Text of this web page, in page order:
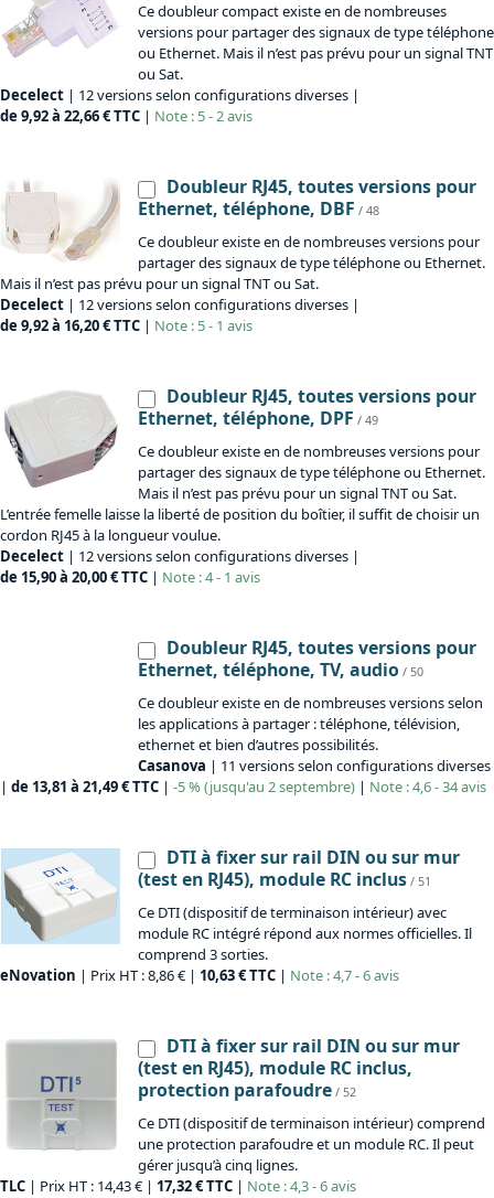
Ce doubleur compact existe en de nombreuses
versions pour partager des signaux de type téléphone
ou Ethernet. Mais il n’est pas prévu pour un signal TNT
ou Sat.
Decelect | 12 versions selon configurations diverses |
de 9,92 à 22,66 € TTC | Note : 5 - 2 avis
Doubleur RJ45, toutes versions pour
Ethernet, téléphone, DBF / 48
Ce doubleur existe en de nombreuses versions pour
partager des signaux de type téléphone ou Ethernet.
Mais il n’est pas prévu pour un signal TNT ou Sat.
Decelect | 12 versions selon configurations diverses |
de 9,92 à 16,20 € TTC | Note : 5 - 1 avis
Doubleur RJ45, toutes versions pour
Ethernet, téléphone, DPF / 49
Ce doubleur existe en de nombreuses versions pour
partager des signaux de type téléphone ou Ethernet.
Mais il n’est pas prévu pour un signal TNT ou Sat.
L’entrée femelle laisse la liberté de position du boîtier, il suffit de choisir un
cordon RJ45 à la longueur voulue.
Decelect | 12 versions selon configurations diverses |
de 15,90 à 20,00 € TTC | Note : 4 - 1 avis
Doubleur RJ45, toutes versions pour
Ethernet, téléphone, TV, audio / 50
Ce doubleur existe en de nombreuses versions selon
les applications à partager : téléphone, télévision,
ethernet et bien d’autres possibilités.
Casanova | 11 versions selon configurations diverses
| de 13,81 à 21,49 € TTC | -5 % (jusqu'au 2 septembre) | Note : 4,6 - 34 avis
DTI à fixer sur rail DIN ou sur mur
(test en RJ45), module RC inclus / 51
Ce DTI (dispositif de terminaison intérieur) avec
module RC intégré répond aux normes officielles. Il
comprend 3 sorties.
eNovation | Prix HT : 8,86 € | 10,63 € TTC | Note : 4,7 - 6 avis
DTI à fixer sur rail DIN ou sur mur
(test en RJ45), module RC inclus,
protection parafoudre / 52
Ce DTI (dispositif de terminaison intérieur) comprend
une protection parafoudre et un module RC. Il peut
gérer jusqu’à cinq lignes.
TLC | Prix HT : 14,43 € | 17,32 € TTC | Note : 4,3 - 6 avis